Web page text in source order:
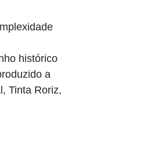
histórico
a
Tinta Roriz,